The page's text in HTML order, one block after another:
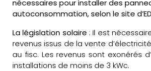
nécessaires pour installer des
autoconsommation, selon le site
La législation solaire : Il est
revenus issus de la vente
au fisc. Les revenus sont exonérés
installations de moins de 3 kWc.